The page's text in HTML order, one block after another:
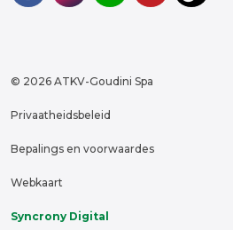
© 2026 ATKV-Goudini Spa
Privaatheidsbeleid
Bepalings en voorwaardes
Webkaart
Syncrony Digital